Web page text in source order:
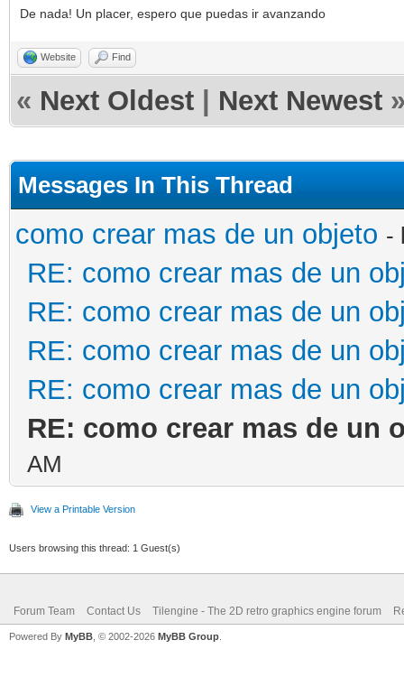
De nada! Un placer, espero que puedas ir avanzando
Website Find
« Next Oldest Next Newest
Messages In This Thread
como crear mas de un objeto -
RE: como crear mas de un
RE: como crear mas de un
RE: como crear mas de un
RE: como crear mas de un
RE: como crear mas de un
AM
View a Printable Version
Users browsing this thread: 1 Guest(s)
Forum Team Contact Us Tilengine - The 2D retro graphics engine forum
Powered By MyBB , © 2002-2026 MyBB Group